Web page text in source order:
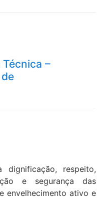
–
respeito,
e segurança das
envelhecimento ativo e